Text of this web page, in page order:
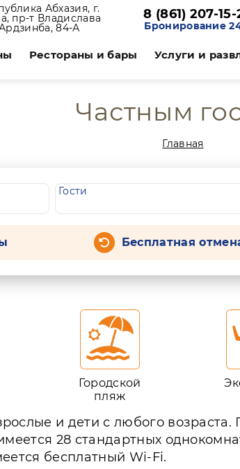
Абхазия, г.
пр-т Владислава
84-А
8 (861) 207-
Бронирование
Рестораны и бары Услуги и
Частным
Главная
Гости
Бесплатная
Городской
пляж
и дети с любого
28 стандартных
бесплатный Wi-Fi.